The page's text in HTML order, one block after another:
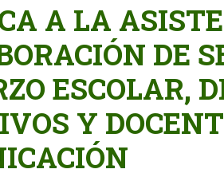
A LA
DE
ESCOLAR,
Y